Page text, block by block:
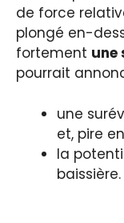
de force
plongé en-
fortement une
pourrait
une
et, pire
la
baissière.